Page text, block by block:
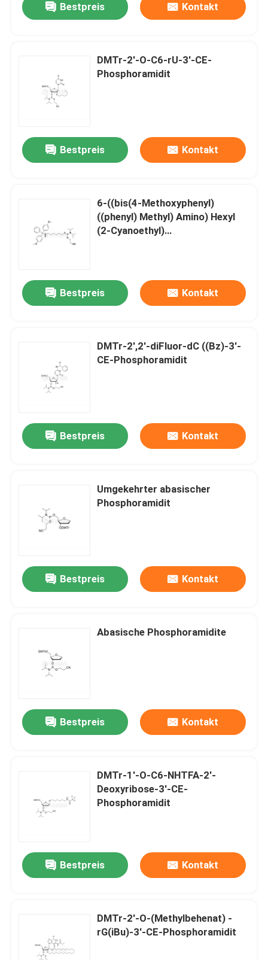
Produkte
Über uns
Qualitätskontrolle
Nachrichten
Phosphoramiditen
Bestpreis Kontakt
DMTr-2'-O-C6-rU-3'-CE-
Phosphoramidit
Bestpreis Kontakt
6-((bis(4-Methoxyphenyl)
((phenyl) Methyl) Amino) Hexyl
(2-Cyanoethyl)
Bestpreis Kontakt
DMTr-2',2'-diFluor-dC ((Bz)-3'-
CE-Phosphoramidit
Bestpreis Kontakt
Umgekehrter abasischer
Phosphoramidit
Bestpreis Kontakt
Abasische Phosphoramidite
Bestpreis Kontakt
DMTr-1'-O-C6-NHTFA-2'-
Deoxyribose-3'-CE-
Phosphoramidit
Bestpreis Kontakt
DMTr-2'-O-(Methylbehenat) -
rG(iBu)-3'-CE-Phosphoramidit